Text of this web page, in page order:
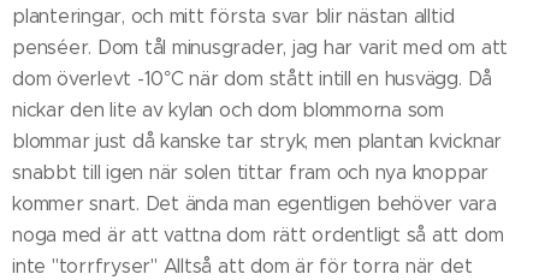
planteringar, och mitt första svar blir nästan alltid
penséer. Dom tål minusgrader, jag har varit med om att
dom överlevt -10°C när dom stått intill en husvägg. Då
nickar den lite av kylan och dom blommorna som
blommar just då kanske tar stryk, men plantan kvicknar
snabbt till igen när solen tittar fram och nya knoppar
kommer snart. Det ända man egentligen behöver vara
noga med är att vattna dom rätt ordentligt så att dom
inte "torrfryser" Alltså att dom är för torra när det